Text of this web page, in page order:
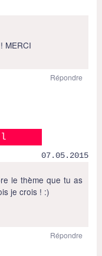
MERCI
Répondre
07.05.2015
le thème que tu as
je crois ! :)
Répondre